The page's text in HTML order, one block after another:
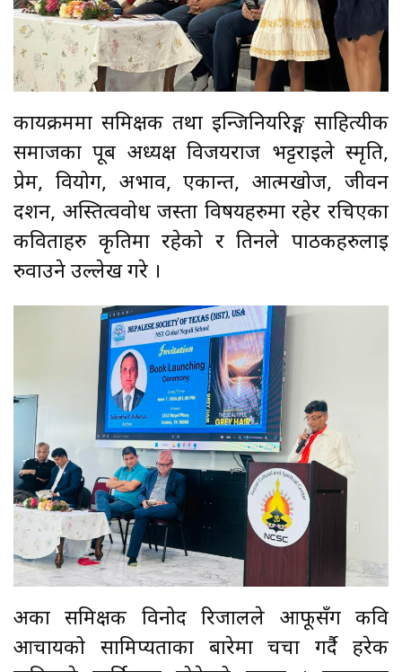
कार्यक्रममा समिक्षक तथा इन्जिनियरिङ्ग साहित्यीक
समाजका पूर्ब अध्यक्ष विजयराज भट्टराईले स्मृति,
प्रेम, वियोग, अभाव, एकान्त, आत्मखोज, जीवन
दर्शन, अस्तित्ववोध जस्ता विषयहरुमा रहेर रचिएका
कविताहरु कृतिमा रहेको र तिनले पाठकहरुलाई
रुवाउने उल्लेख गरे ।
अर्का समिक्षक विनोद रिजालले आफूसँग कवि
आचार्यको सामिप्यताका बारेमा चर्चा गर्दै हरेक